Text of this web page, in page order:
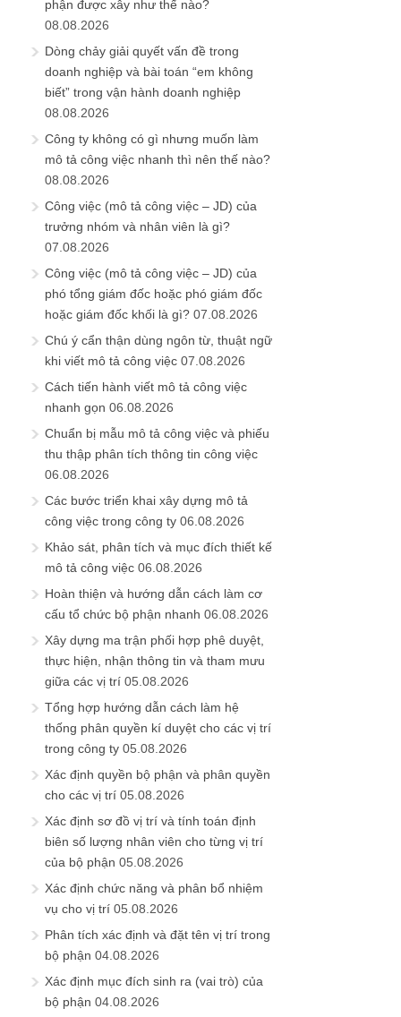
phận được xây như thế nào?
08.08.2026
Dòng chảy giải quyết vấn đề trong
doanh nghiệp và bài toán “em không
biết” trong vận hành doanh nghiệp
08.08.2026
Công ty không có gì nhưng muốn làm
mô tả công việc nhanh thì nên thế nào?
08.08.2026
Công việc (mô tả công việc – JD) của
trưởng nhóm và nhân viên là gì?
07.08.2026
Công việc (mô tả công việc – JD) của
phó tổng giám đốc hoặc phó giám đốc
hoặc giám đốc khối là gì? 07.08.2026
Chú ý cẩn thận dùng ngôn từ, thuật ngữ
khi viết mô tả công việc 07.08.2026
Cách tiến hành viết mô tả công việc
nhanh gọn 06.08.2026
Chuẩn bị mẫu mô tả công việc và phiếu
thu thập phân tích thông tin công việc
06.08.2026
Các bước triển khai xây dựng mô tả
công việc trong công ty 06.08.2026
Khảo sát, phân tích và mục đích thiết kế
mô tả công việc 06.08.2026
Hoàn thiện và hướng dẫn cách làm cơ
cấu tổ chức bộ phận nhanh 06.08.2026
Xây dựng ma trận phối hợp phê duyệt,
thực hiện, nhận thông tin và tham mưu
giữa các vị trí 05.08.2026
Tổng hợp hướng dẫn cách làm hệ
thống phân quyền kí duyệt cho các vị trí
trong công ty 05.08.2026
Xác định quyền bộ phận và phân quyền
cho các vị trí 05.08.2026
Xác định sơ đồ vị trí và tính toán định
biên số lượng nhân viên cho từng vị trí
của bộ phận 05.08.2026
Xác định chức năng và phân bổ nhiệm
vụ cho vị trí 05.08.2026
Phân tích xác định và đặt tên vị trí trong
bộ phận 04.08.2026
Xác định mục đích sinh ra (vai trò) của
bộ phận 04.08.2026